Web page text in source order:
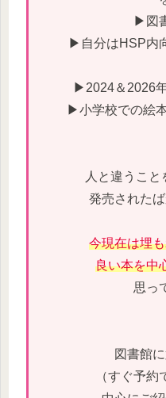
▶図
▶自分はHSP内
▶2024＆2026
▶小学校での絵
人と違うこ
発売された
今現在は埋
良い本を中
思っ
図書館
（すぐ予